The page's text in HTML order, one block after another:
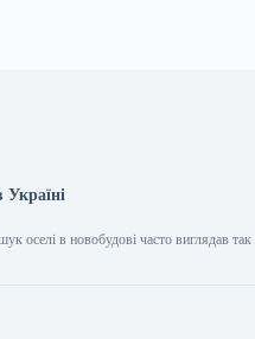
оселі в новобудові часто виглядав так